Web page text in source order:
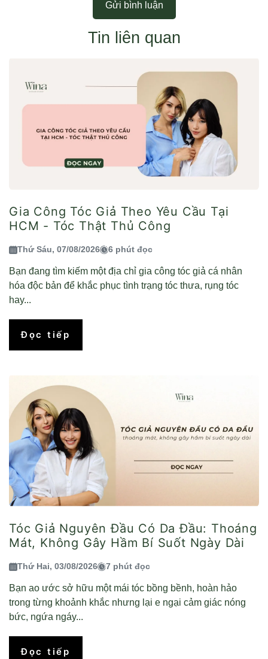
Gửi bình luận
Tin liên quan
Gia Công Tóc Giả Theo Yêu Cầu Tại
HCM - Tóc Thật Thủ Công
Thứ Sáu, 07/08/2026 6 phút đọc
Bạn đang tìm kiếm một địa chỉ gia công tóc giả cá nhân
hóa độc bản để khắc phục tình trạng tóc thưa, rụng tóc
hay...
Đọc tiếp
Tóc Giả Nguyên Đầu Có Da Đầu: Thoáng
Mát, Không Gây Hầm Bí Suốt Ngày Dài
Thứ Hai, 03/08/2026 7 phút đọc
Bạn ao ước sở hữu một mái tóc bồng bềnh, hoàn hảo
trong từng khoảnh khắc nhưng lại e ngại cảm giác nóng
bức, ngứa ngáy...
Đọc tiếp